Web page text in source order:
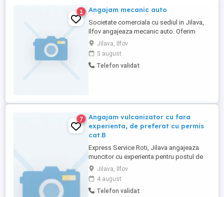
1 Angajam mecanic auto
Societate comerciala cu sediul in Jilava,
Ilfov angajeaza mecanic auto. Oferim
contract de munca, salariu motivant,
masina de serviciu, masa calda
Jilava, Ilfov
5 august
Telefon validat
7
Angajam vulcanizator cu fara
experienta, de preferat cu permis
cat.B
Express Service Roti, Jilava angajeaza
muncitor cu experienta pentru postul de
vulcanizator auto sau fara experienta cu
disponibilitate pentru efectuare pregatire
in domeniu, de preferat cu permis cat.B.
Se ofera: - salariu negociat in functie de
Jilava, Ilfov
4 august
Telefon validat